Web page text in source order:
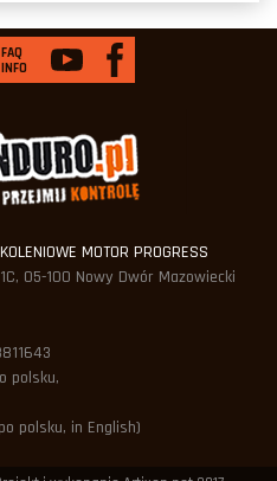
FAQ
INFO
MOTOR PROGRESS
05-100 Nowy Dwór Mazowiecki
polsku,
polsku, in English)